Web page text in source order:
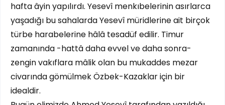
hafta âyin yapılırdı. Yesevî menkıbelerinin asırlarca
yaşadığı bu sahalarda Yesevî müridlerine ait birçok
türbe harabelerine hâlâ tesadüf edilir. Timur
zamanında -hattâ daha evvel ve daha sonra-
zengin vakıflara mâlik olan bu mukaddes mezar
civarında gömülmek Özbek-Kazaklar için bir
idealdir.